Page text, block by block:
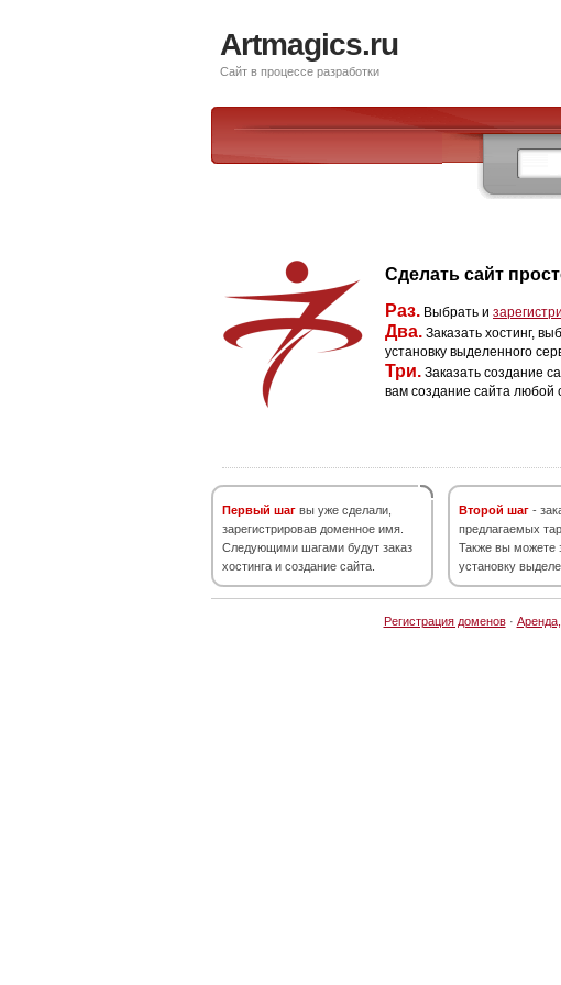
Artmagics.ru
Сайт в процессе разработки
Сделать сайт
Раз. Выбрать и
Два. Заказать хостинг,
установку выделенного
Три. Заказать создание
вам создание сайта любой
Первый шаг вы уже сделали,
зарегистрировав доменное имя.
Следующими шагами будут заказ
хостинга и создание сайта.
Второй шаг -
предлагаемых
Также вы можете
установку
Регистрация доменов·